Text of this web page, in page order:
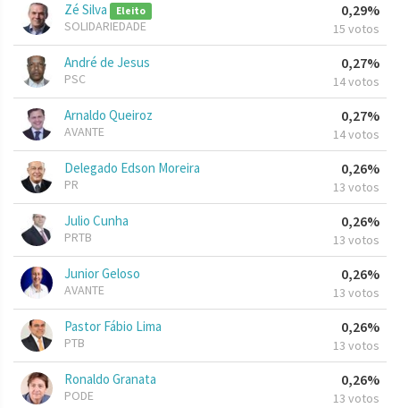
Zé Silva Eleito
SOLIDARIEDADE
0,29%
15 votos
André de Jesus
PSC
0,27%
14 votos
Arnaldo Queiroz
AVANTE
0,27%
14 votos
Delegado Edson Moreira
PR
0,26%
13 votos
Julio Cunha
PRTB
0,26%
13 votos
Junior Geloso
AVANTE
0,26%
13 votos
Pastor Fábio Lima
PTB
0,26%
13 votos
Ronaldo Granata
PODE
0,26%
13 votos